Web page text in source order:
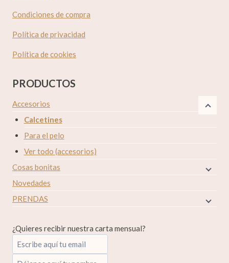
Condiciones de compra
Política de privacidad
Política de cookies
PRODUCTOS
Accesorios
Calcetines
Para el pelo
Ver todo (accesorios)
Cosas bonitas
Novedades
PRENDAS
¿Quieres recibir nuestra carta mensual?